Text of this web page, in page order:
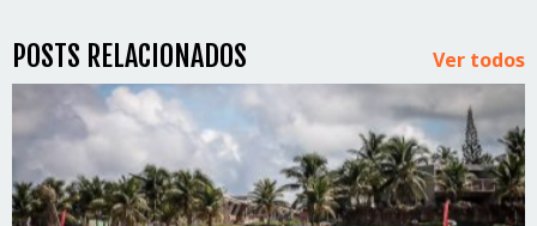
POSTS RELACIONADOS Ver todos